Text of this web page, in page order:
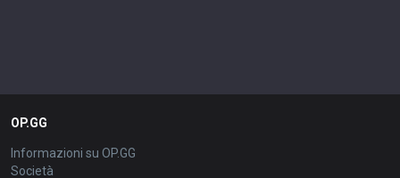
OP.GG
Informazioni su OP.GG
Società